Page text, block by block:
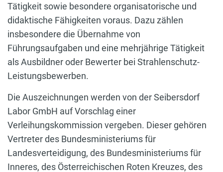
Tätigkeit sowie besondere organisatorische und
didaktische Fähigkeiten voraus. Dazu zählen
insbesondere die Übernahme von
Führungsaufgaben und eine mehrjährige Tätigkeit
als Ausbildner oder Bewerter bei Strahlenschutz-
Leistungsbewerben.
Die Auszeichnungen werden von der Seibersdorf
Labor GmbH auf Vorschlag einer
Verleihungskommission vergeben. Dieser gehören
Vertreter des Bundesministeriums für
Landesverteidigung, des Bundesministeriums für
Inneres, des Österreichischen Roten Kreuzes, des